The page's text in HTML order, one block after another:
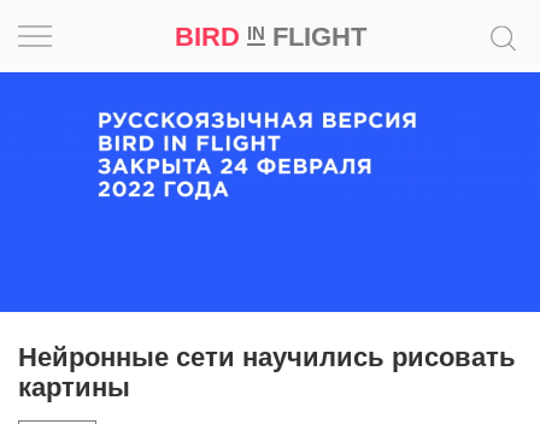
BIRD INFLIGHT
Нейронные сети научились рисовать
картины